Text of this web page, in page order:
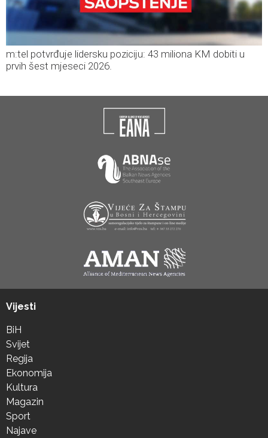
m:tel potvrđuje lidersku poziciju: 43 miliona KM dobiti u
prvih šest mjeseci 2026.
Vijesti
BiH
Svijet
Regija
Ekonomija
Kultura
Magazin
Sport
Najave